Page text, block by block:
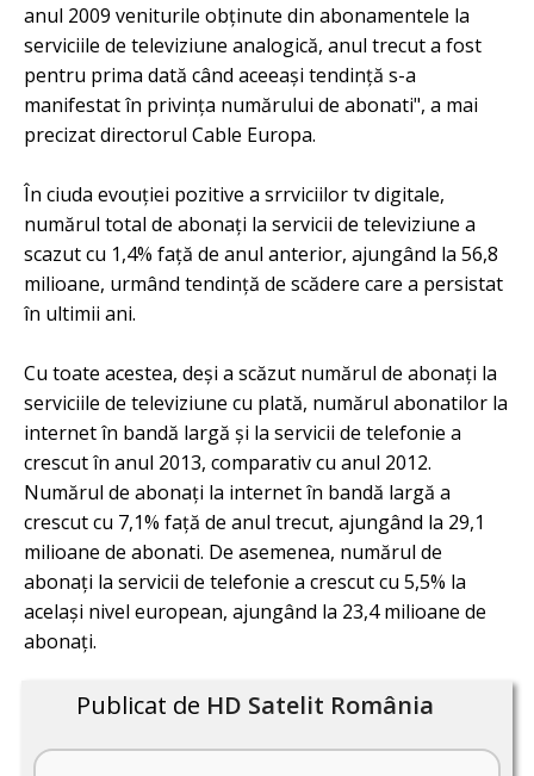
anul 2009 veniturile obținute din abonamentele la
serviciile de televiziune analogică, anul trecut a fost
pentru prima dată când aceeași tendință s-a
manifestat în privința numărului de abonati", a mai
precizat directorul Cable Europa.
În ciuda evouției pozitive a srrviciilor tv digitale,
numărul total de abonați la servicii de televiziune a
scazut cu 1,4% față de anul anterior, ajungând la 56,8
milioane, urmând tendință de scădere care a persistat
în ultimii ani.
Cu toate acestea, deși a scăzut numărul de abonați la
serviciile de televiziune cu plată, numărul abonatilor la
internet în bandă largă și la servicii de telefonie a
crescut în anul 2013, comparativ cu anul 2012.
Numărul de abonați la internet în bandă largă a
crescut cu 7,1% față de anul trecut, ajungând la 29,1
milioane de abonati. De asemenea, numărul de
abonați la servicii de telefonie a crescut cu 5,5% la
același nivel european, ajungând la 23,4 milioane de
abonați.
Publicat de HD Satelit România